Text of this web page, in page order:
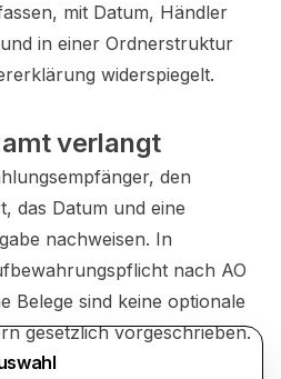
mit Datum, Händler
in einer Ordnerstruktur
widerspiegelt.
verlangt
den
das Datum und eine
nachweisen. In
nach AO
Belege sind keine optionale
gesetzlich vorgeschrieben.